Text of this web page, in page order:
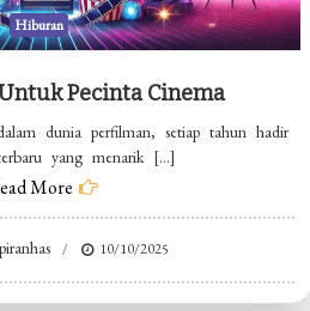
Hiburan
Pecinta Cinema
dunia perfilman, setiap tahun hadir
yang menarik […]
More
10/10/2025